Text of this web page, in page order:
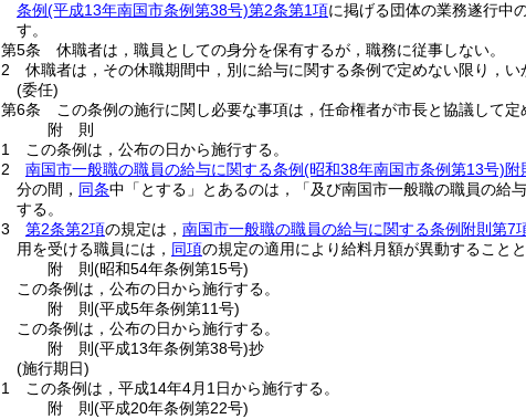
条例(平成13年南国市条例第38号)第2条第1項に掲げる団体の業務遂行中
す。
第5条
休職者は，職員としての身分を保有するが，職務に従事しない。
2
休職者は，その休職期間中，別に給与に関する条例で定めない限り，い
(委任)
第6条
この条例の施行に関し必要な事項は，任命権者が市長と協議して定
附 則
1
この条例は，公布の日から施行する。
2
南国市一般職の職員の給与に関する条例(昭和38年南国市条例第13号)附
分の間， 同条中「とする」とあるのは，「及び南国市一般職の職員の給
する。
3
第2条第2項の規定は， 南国市一般職の職員の給与に関する条例附則第7
用を受ける職員には， 同項の規定の適用により給料月額が異動すること
附 則(昭和54年条例第15号)
この条例は，公布の日から施行する。
附 則(平成5年条例第11号)
この条例は，公布の日から施行する。
附 則(平成13年条例第38号)抄
(施行期日)
1
この条例は，平成14年4月1日から施行する。
附 則(平成20年条例第22号)